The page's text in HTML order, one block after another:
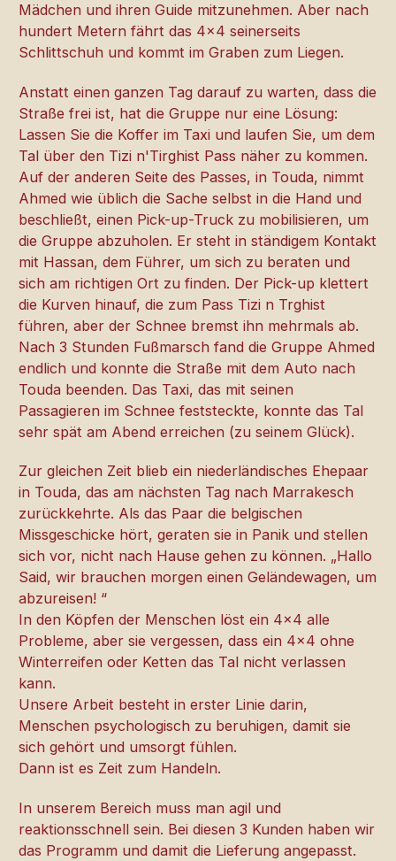
Mädchen und ihren Guide mitzunehmen. Aber nach
hundert Metern fährt das 4×4 seinerseits
Schlittschuh und kommt im Graben zum Liegen.
Anstatt einen ganzen Tag darauf zu warten, dass die
Straße frei ist, hat die Gruppe nur eine Lösung:
Lassen Sie die Koffer im Taxi und laufen Sie, um dem
Tal über den Tizi n'Tirghist Pass näher zu kommen.
Auf der anderen Seite des Passes, in Touda, nimmt
Ahmed wie üblich die Sache selbst in die Hand und
beschließt, einen Pick-up-Truck zu mobilisieren, um
die Gruppe abzuholen. Er steht in ständigem Kontakt
mit Hassan, dem Führer, um sich zu beraten und
sich am richtigen Ort zu finden. Der Pick-up klettert
die Kurven hinauf, die zum Pass Tizi n Trghist
führen, aber der Schnee bremst ihn mehrmals ab.
Nach 3 Stunden Fußmarsch fand die Gruppe Ahmed
endlich und konnte die Straße mit dem Auto nach
Touda beenden. Das Taxi, das mit seinen
Passagieren im Schnee feststeckte, konnte das Tal
sehr spät am Abend erreichen (zu seinem Glück).
Zur gleichen Zeit blieb ein niederländisches Ehepaar
in Touda, das am nächsten Tag nach Marrakesch
zurückkehrte. Als das Paar die belgischen
Missgeschicke hört, geraten sie in Panik und stellen
sich vor, nicht nach Hause gehen zu können. „Hallo
Said, wir brauchen morgen einen Geländewagen, um
abzureisen! “
In den Köpfen der Menschen löst ein 4×4 alle
Probleme, aber sie vergessen, dass ein 4×4 ohne
Winterreifen oder Ketten das Tal nicht verlassen
kann.
Unsere Arbeit besteht in erster Linie darin,
Menschen psychologisch zu beruhigen, damit sie
sich gehört und umsorgt fühlen.
Dann ist es Zeit zum Handeln.
In unserem Bereich muss man agil und
reaktionsschnell sein. Bei diesen 3 Kunden haben wir
das Programm und damit die Lieferung angepasst.